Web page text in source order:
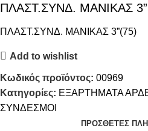
ΠΛΑΣΤ.ΣΥΝΔ. ΜΑΝΙΚΑΣ
ΠΛΑΣΤ.ΣΥΝΔ. ΜΑΝΙΚΑΣ 3”(75)
Add to wishlist
Κωδικός προϊόντος: 00969
Κατηγορίες: ΕΞΑΡΤΗΜΑΤΑ
ΣΥΝΔΕΣΜΟΙ
ΠΡΌΣΘΕΤΕΣ